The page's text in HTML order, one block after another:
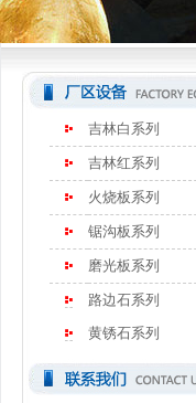
吉林白系列
吉林红系列
火烧板系列
锯沟板系列
磨光板系列
路边石系列
黄锈石系列